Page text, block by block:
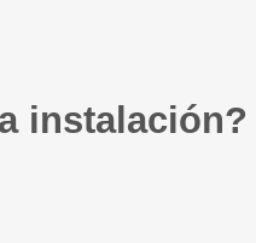
instalación?